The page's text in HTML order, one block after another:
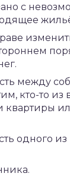
с
между
кто-то из
квартиры
одного